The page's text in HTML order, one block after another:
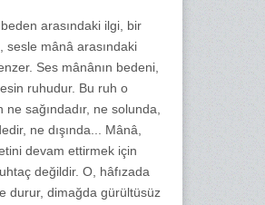
arasındaki ilgi, bir
sesle mânâ arasındaki
Ses mânânın bedeni,
ruhudur. Bu ruh o
ne sağındadır, ne solunda,
ne dışında... Mânâ,
devam ettirmek için
değildir. O, hâfızada
durur, dimağda gürültüsüz